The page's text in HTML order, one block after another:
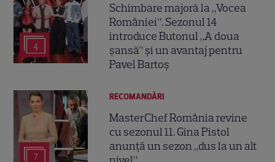
4
Schimbare majoră la „Vocea
României”. Sezonul 14
introduce Butonul „A doua
șansă” și un avantaj pentru
Pavel Bartoș
7
RECOMANDĂRI
MasterChef România revine
cu sezonul 11. Gina Pistol
anunță un sezon „dus la un alt